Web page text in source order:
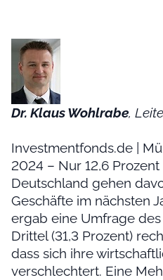
Dr. Klaus Wohlrabe,
Investmentfonds.de |
2024 – Nur 12,6
Deutschland gehen
Geschäfte im nächsten
ergab eine Umfrage
Drittel (31,3 Prozent)
dass sich ihre
verschlechtert. Eine